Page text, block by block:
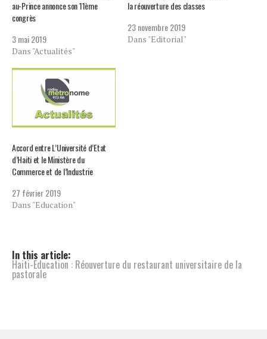
au-Prince annonce son 11ème
congrès
3 mai 2019
Dans "Actualités"
la réouverture des classes
23 novembre 2019
Dans "Editorial"
Accord entre L’Université d’Etat
d’Haiti et le Ministère du
Commerce et de l’Industrie
27 février 2019
Dans "Education"
In this article:
Haiti-Education : Réouverture du restaurant universitaire de la
pastorale